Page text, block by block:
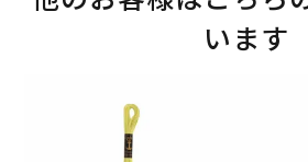
います